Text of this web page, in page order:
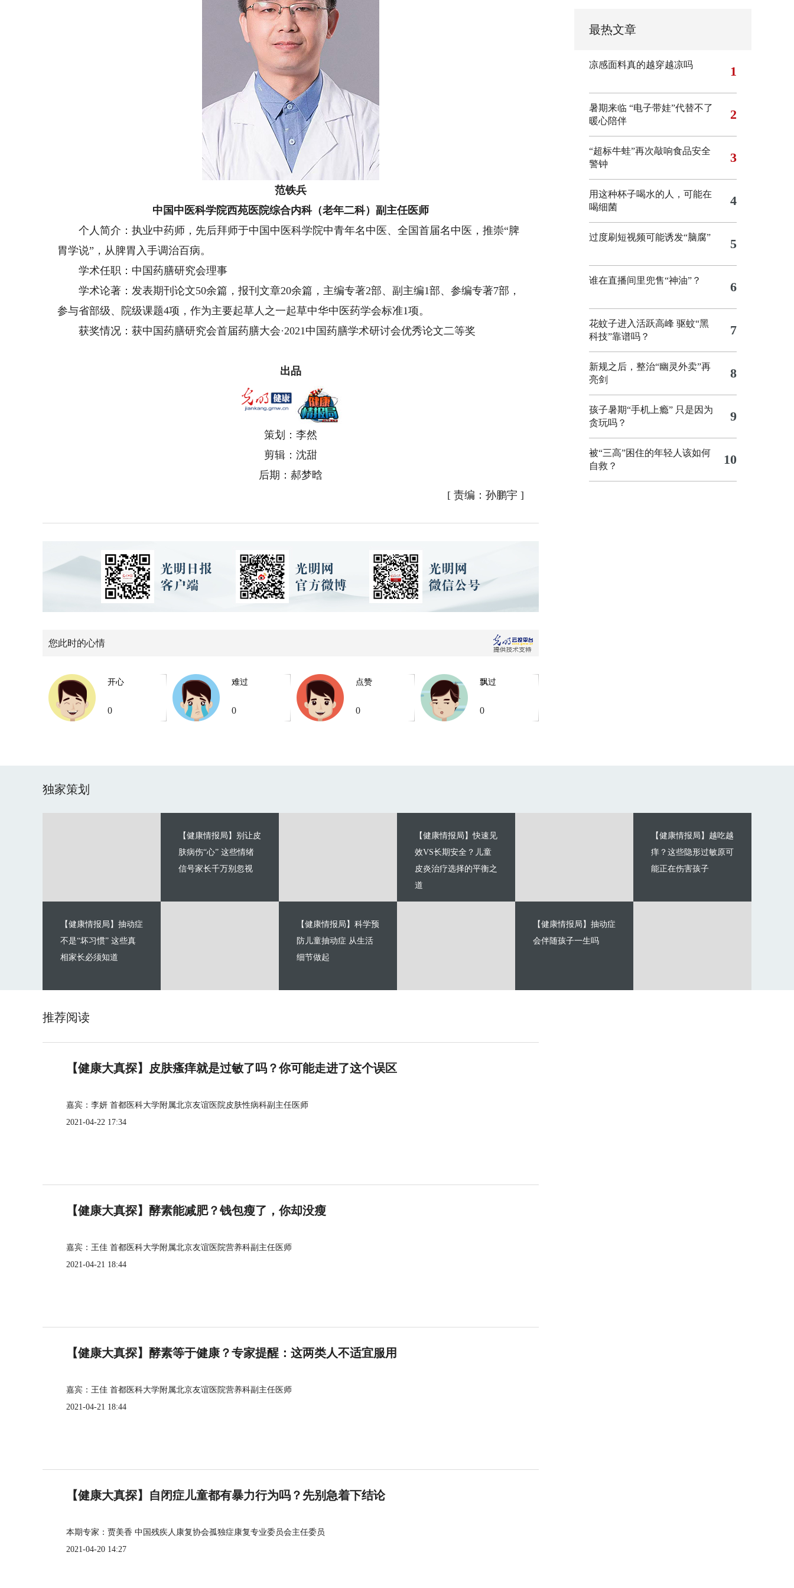
范铁兵
中国中医科学院西苑医院综合内科（老年二科）副主任医师
个人简介：执业中药师，先后拜师于中国中医科学院中青年名中医、全国首届名中医，推崇“脾
胃学说”，从脾胃入手调治百病。
学术任职：中国药膳研究会理事
学术论著：发表期刊论文50余篇，报刊文章20余篇，主编专著2部、副主编1部、参编专著7部，
参与省部级、院级课题4项，作为主要起草人之一起草中华中医药学会标准1项。
获奖情况：获中国药膳研究会首届药膳大会·2021中国药膳学术研讨会优秀论文二等奖
出品
策划：李然
剪辑：沈甜
后期：郝梦晗
[ 责编：孙鹏宇 ]
您此时的心情
开心
0
难过
0
点赞
0
飘过
0
最热文章
凉感面料真的越穿越凉吗 1
暑期来临 “电子带娃”代替不了
暖心陪伴
2
“超标牛蛙”再次敲响食品安全
警钟
3
用这种杯子喝水的人，可能在
喝细菌
4
过度刷短视频可能诱发“脑腐” 5
谁在直播间里兜售“神油”？ 6
花蚊子进入活跃高峰 驱蚊“黑
科技”靠谱吗？
7
新规之后，整治“幽灵外卖”再
亮剑
8
孩子暑期“手机上瘾” 只是因为
贪玩吗？
9
被“三高”困住的年轻人该如何
自救？
10
独家策划
【健康情报局】别让皮
肤病伤“心” 这些情绪
信号家长千万别忽视
【健康情报局】抽动症
不是“坏习惯” 这些真
相家长必须知道
【健康情报局】快速见
效VS长期安全？儿童
皮炎治疗选择的平衡之
道
【健康情报局】科学预
防儿童抽动症 从生活
细节做起
【健康情报局】越吃越
痒？这些隐形过敏原可
能正在伤害孩子
【健康情报局】抽动症
会伴随孩子一生吗
推荐阅读
【健康大真探】皮肤瘙痒就是过敏了吗？你可能走进了这个误区
嘉宾：李妍 首都医科大学附属北京友谊医院皮肤性病科副主任医师
2021-04-22 17:34
【健康大真探】酵素能减肥？钱包瘦了，你却没瘦
嘉宾：王佳 首都医科大学附属北京友谊医院营养科副主任医师
2021-04-21 18:44
【健康大真探】酵素等于健康？专家提醒：这两类人不适宜服用
嘉宾：王佳 首都医科大学附属北京友谊医院营养科副主任医师
2021-04-21 18:44
【健康大真探】自闭症儿童都有暴力行为吗？先别急着下结论
本期专家：贾美香 中国残疾人康复协会孤独症康复专业委员会主任委员
2021-04-20 14:27